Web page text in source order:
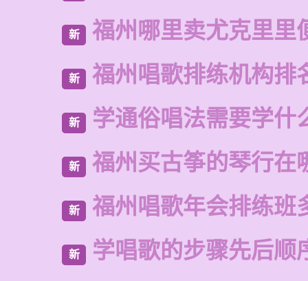
新 福州哪里卖尤克里里
新 福州唱歌排练机构排
新 学通俗唱法需要学什
新 福州买古筝的琴行在
新 福州唱歌年会排练班
新 学唱歌的步骤先后顺